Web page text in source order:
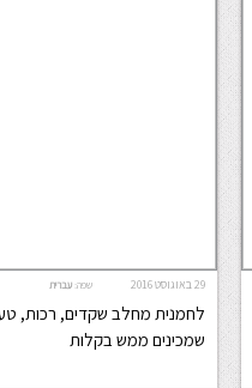
29 באוגוסט 2016 שפה: עברית
לחמנית מחלב שקדים, רכות,
שמכינים ממש בקלות